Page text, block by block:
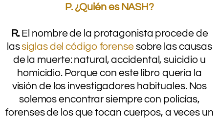
P. ¿Quién es NASH?
R. El nombre de la protagonista procede de
lassiglas del código forensesobre las causas
de la muerte: natural, accidental, suicidio u
homicidio. Porque con este libro quería la
visión de los investigadores habituales. Nos
solemos encontrar siempre con policías,
forenses de los que tocan cuerpos, a veces un